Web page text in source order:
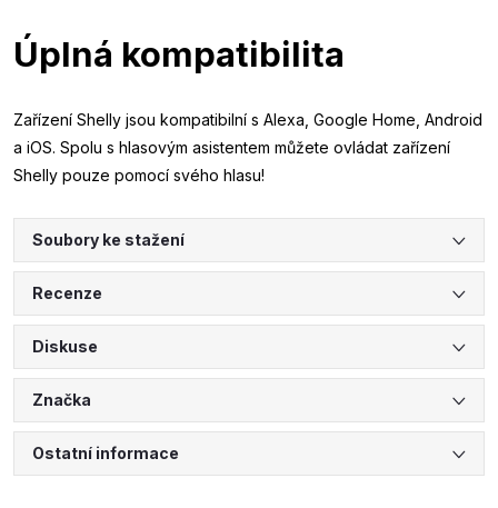
Úplná kompatibilita
Zařízení Shelly jsou kompatibilní s Alexa, Google Home, Android
a iOS. Spolu s hlasovým asistentem můžete ovládat zařízení
Shelly pouze pomocí svého hlasu!
Soubory ke stažení
Recenze
Diskuse
Značka
Ostatní informace